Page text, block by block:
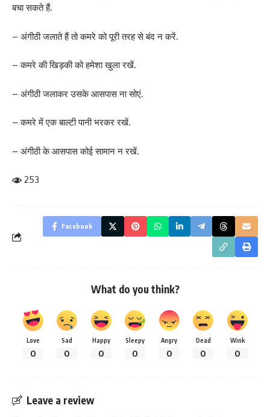
बचा सकते हैं.
– अंगीठी जलाते हैं तो कमरे को पूरी तरह से बंद न करें.
– कमरे की खिड़की को हमेशा खुला रखें.
– अंगीठी जलाकर उसके आसपास ना सोएं.
– कमरे में एक बाल्टी पानी भरकर रखें.
– अंगीठी के आसपास कोई सामान न रखें.
253
Facebook
What do you think?
Love
0
Sad
0
Happy
0
Sleepy
0
Angry
0
Dead
0
Wink
0
Leave a review